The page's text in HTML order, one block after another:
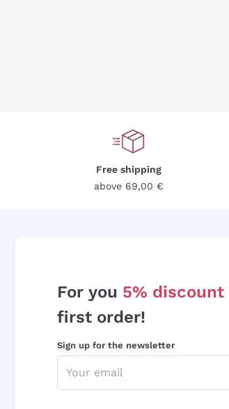
Free shipping
above 69,00 €
For you 5% discount
first order!
Sign up for the newsletter